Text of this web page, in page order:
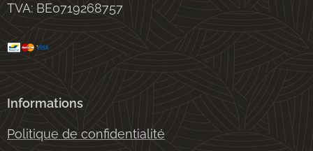
TVA: BE0719268757
Informations
Politique de confidentialité